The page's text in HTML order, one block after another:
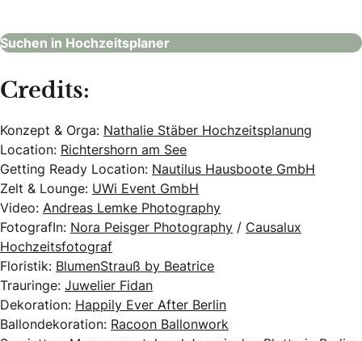
Suchen in Hochzeitsplaner
Credits:
Konzept & Orga: Nathalie Stäber Hochzeitsplanung
Location: Richtershorn am See
Getting Ready Location: Nautilus Hausboote GmbH
Zelt & Lounge: UWi Event GmbH
Video: Andreas Lemke Photography
FotografIn: Nora Peisger Photography / Causalux
Hochzeitsfotograf
Floristik: BlumenStrauß by Beatrice
Trauringe: Juwelier Fidan
Dekoration: Happily Ever After Berlin
Ballondekoration: Racoon Ballonwork